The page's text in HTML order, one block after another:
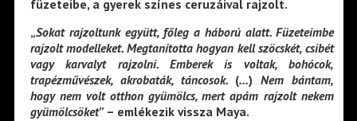
füzeteibe, a gyerek színes ceruzáival rajzolt.
„Sokat rajzoltunk együtt, főleg a háború alatt. Füzeteimbe
rajzolt modelleket. Megtanította hogyan kell szöcskét, csibét
vagy karvalyt rajzolni. Emberek is voltak, bohócok,
trapézművészek, akrobaták, táncosok. (…) Nem bántam,
hogy nem volt otthon gyümölcs, mert apám rajzolt nekem
gyümölcsöket” – emlékezik vissza Maya.